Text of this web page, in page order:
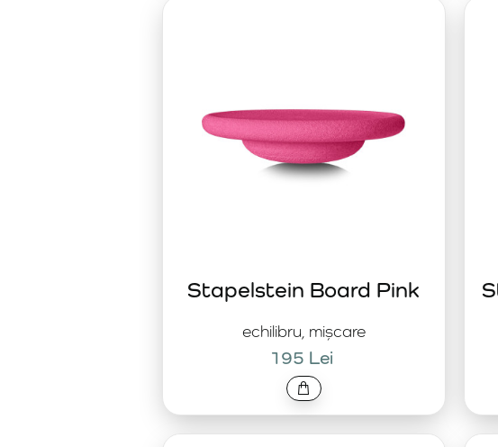
echilibru, mișcare
Stapelstein Board Pink
195 Lei